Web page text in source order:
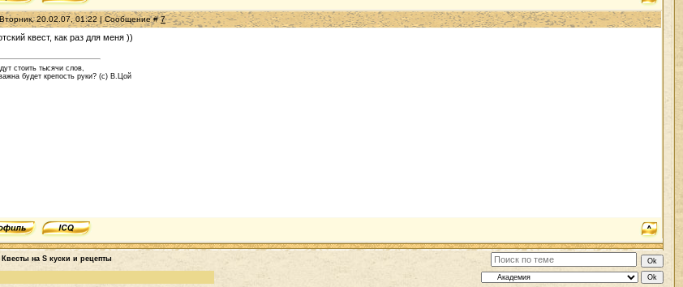
20.02.07, 01:22 | Сообщение #7
квест, как раз для меня ))
стоить тысячи слов,
будет крепость руки? (с) В.Цой
Квесты на S куски и рецепты